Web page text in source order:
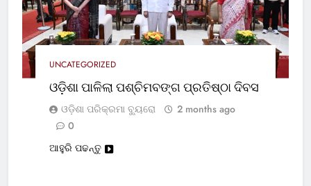
UNCATEGORIZED
ଓଡ଼ିଶା ପାଳିଲା ପଶ୍ଚିମବଙ୍ଗ ପ୍ରତିଷ୍ଠା ଦିବସ
ଓଡ଼ିଶା ପରିକ୍ରମା ବ୍ୟୁରୋ
2 months ago
0
ଆହୁରି ପଢନ୍ତୁ